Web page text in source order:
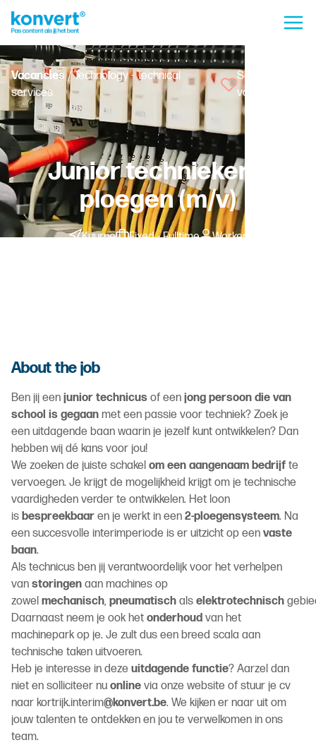
Vacancies/ Technology - Technical
services
Save
vacancy
Junior technieker 2
ploegen (m/v)
Kuurne Fixed - Fulltime Worker
About the job
Ben jij een junior technicus of een jong persoon die van
school is gegaan met een passie voor techniek? Zoek je
een uitdagende baan waarin je jezelf kunt ontwikkelen? Dan
hebben wij dé kans voor jou!
We zoeken de juiste schakel om een aangenaam bedrijf te
vervoegen. Je krijgt de mogelijkheid krijgt om je technische
vaardigheden verder te ontwikkelen. Het loon
is bespreekbaar en je werkt in een 2-ploegensysteem. Na
een succesvolle interimperiode is er uitzicht op een vaste
baan.
Als technicus ben jij verantwoordelijk voor het verhelpen
van storingen aan machines op
zowel mechanisch, pneumatisch als elektrotechnisch
Daarnaast neem je ook het onderhoud van het
machinepark op je. Je zult dus een breed scala aan
technische taken uitvoeren.
Heb je interesse in deze uitdagende functie? Aarzel dan
niet en solliciteer nu online via onze website of stuur je cv
naar kortrijk.interim@konvert.be. We kijken er naar uit om
jouw talenten te ontdekken en jou te verwelkomen in ons
team.